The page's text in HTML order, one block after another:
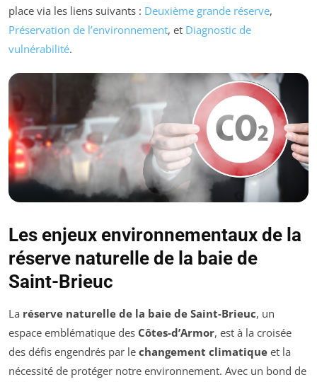
place via les liens suivants : Deuxième grande réserve,
Préservation de l’environnement, et Diagnostic de
vulnérabilité.
Les enjeux environnementaux de la
réserve naturelle de la baie de
Saint-Brieuc
La réserve naturelle de la baie de Saint-Brieuc, un
espace emblématique des Côtes-d’Armor, est à la croisée
des défis engendrés par le changement climatique et la
nécessité de protéger notre environnement. Avec un bond de